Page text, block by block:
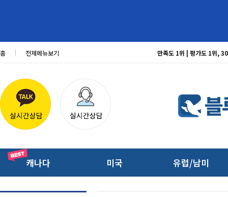
홈 전체메뉴보기 만족도 1위 | 평가도 1위,
캐나다 미국 유럽/남미